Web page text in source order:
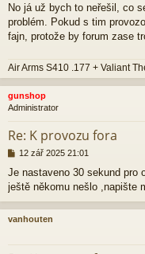
í
s
p
e
No já už bych to neřešil, co
problém. Pokud s tim
fajn, protože by forum zase
Air Arms S410 .177 + Valiant
gunshop
Administrator
Re: K provozu fora
P
í
s
p
ě
v
12 zář 2025 21:01
Je nastaveno 30 sekund pro
ještě někomu nešlo ,napište
vanhouten